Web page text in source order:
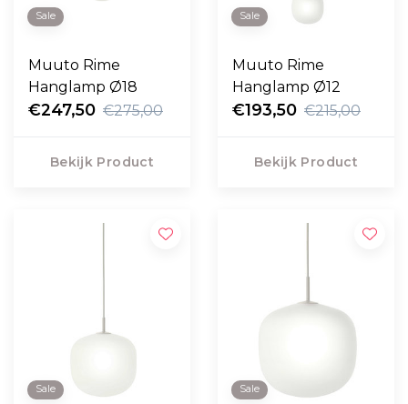
Sale
Muuto Rime
Hanglamp Ø18
€247,50 €275,00
Bekijk Product
Sale
Muuto Rime
Hanglamp Ø12
€193,50 €215,00
Bekijk Product
Sale Sale